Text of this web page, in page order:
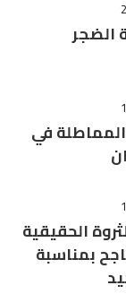
الضجر
في
الحقيقية
بمناسبة